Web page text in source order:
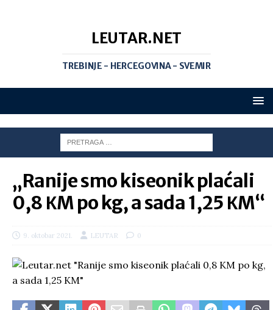
LEUTAR.NET
TREBINJE - HERCEGOVINA - SVEMIR
„Ranije smo kiseonik plaćali
0,8 КM po kg, a sada 1,25 КM“
9. oktobar 2021. LEUTAR 0